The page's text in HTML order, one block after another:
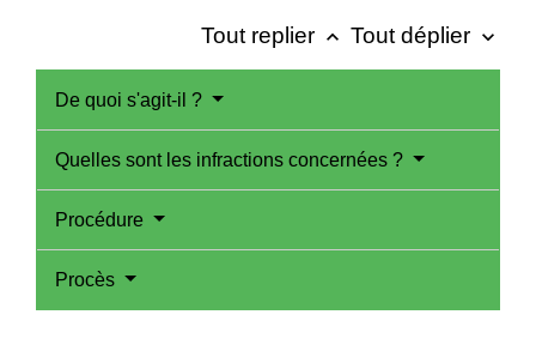
Tout replier keyboard_arrow_up Tout déplier keyboard_arrow_down
De quoi s'agit-il ?
Quelles sont les infractions concernées ?
Procédure
Procès